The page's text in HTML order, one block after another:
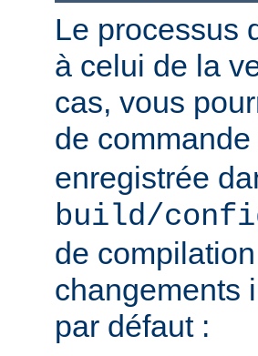
Le processus
à celui de la
cas, vous
de commande
enregistrée
build/
de
changements
par défaut :